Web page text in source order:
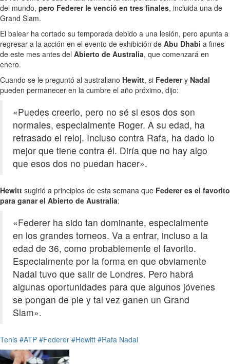
del mundo, pero Federer le venció en tres finales, incluida una de
Grand Slam.
El balear ha cortado su temporada debido a una lesión, pero apunta a
regresar a la acción en el evento de exhibición de Abu Dhabi a fines
de este mes antes del Abierto de Australia, que comenzará en
enero.
Cuando se le preguntó al australiano Hewitt, si Federery Nadal
pueden permanecer en la cumbre el año próximo, dijo:
«Puedes creerlo, pero no sé si esos dos son
normales, especialmente Roger. A su edad, ha
retrasado el reloj. Incluso contra Rafa, ha dado lo
mejor que tiene contra él. Diría que no hay algo
que esos dos no puedan hacer».
Hewitt sugirió a principios de esta semana que Federer es el favorito
para ganar el Abierto de Australia:
«Federer ha sido tan dominante, especialmente
en los grandes torneos. Va a entrar, incluso a la
edad de 36, como probablemente el favorito.
Especialmente por la forma en que obviamente
Nadal tuvo que salir de Londres. Pero habrá
algunas oportunidades para que algunos jóvenes
se pongan de pie y tal vez ganen un Grand
Slam».
Tenis #ATP #Federer #Hewitt #Rafa Nadal